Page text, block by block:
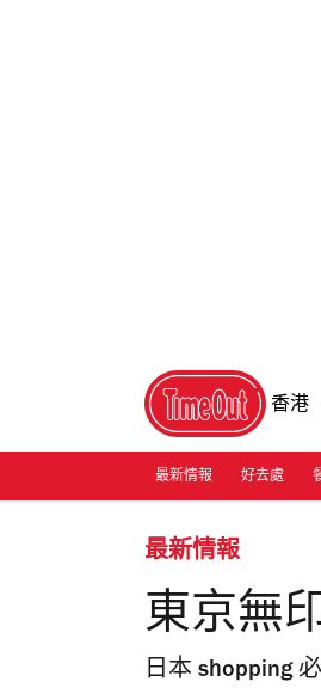
香港
最新情報 好去處
最新情報
東京無
日本 shopping